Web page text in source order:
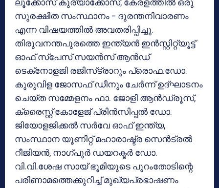
ലൂക്കോസ് കുര്യാക്കോസ്, കേരളത്തിൽ ഒരു
സുരക്ഷിത സംസ്ഥാനം – ദുരന്തനിവാരണം
എന്ന വിഷയത്തിൽ അവതരിപ്പിച്ചു.
തിരുവനന്തപുരത്തെ ഇന്ത്യൻ ഇൻസ്റ്റിറ്റ്യൂട്ട്
ഓഫ് സ്‌പേസ് സയൻസ് ആൻഡ്
ടെക്‌നോളജി രജിസ്‌ട്രാറും പ്രൊഫ.ഡോ.
കുരുവിള ജോസഫ് ഡീനും ചേർന്ന് ഉദ്ഘാടനം
ചെയ്ത സമ്മേളനം ഫാ. ജോളി ആൻഡ്രൂസ്,
ക്രൈസ്റ്റ് കോളേജ് പ്രിൻസിപ്പൽ ഡോ.
ജിയോളജിക്കൽ സർവേ ഓഫ് ഇന്ത്യ,
സംസ്ഥാന യൂണിറ്റ് മഹാരാഷ്ട്ര സെൻട്രൽ
റീജിയൻ, നാഗ്പൂർ ഡയറക്ടർ ഡോ.
വി.വി.ശേഷ സായ് ഭൂമിയുടെ പുറംതോടിന്റെ
പരിണാമത്തെക്കുറിച്ച് മുഖ്യപ്രഭാഷണം